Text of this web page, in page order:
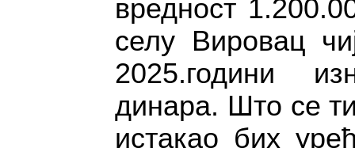
вредност
селу Вировац
2025.години
динара. Што се
истакао бих